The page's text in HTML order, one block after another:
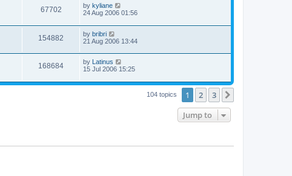
67702 by kyliane
24 Aug 2006 01:56
154882 by bribri
21 Aug 2006 13:44
168684 by
Latinus
15 Jul 2006 15:25
104 topics 1 2 3
Jump to